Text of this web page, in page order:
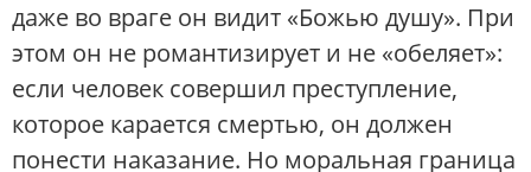
даже во враге он видит «Божью душу». При
этом он не романтизирует и не «обеляет»:
если человек совершил преступление,
которое карается смертью, он должен
понести наказание. Но моральная граница